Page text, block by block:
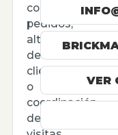
comerciales,
pedidos,
altas
de
cliente
o
coordinación
de
VER